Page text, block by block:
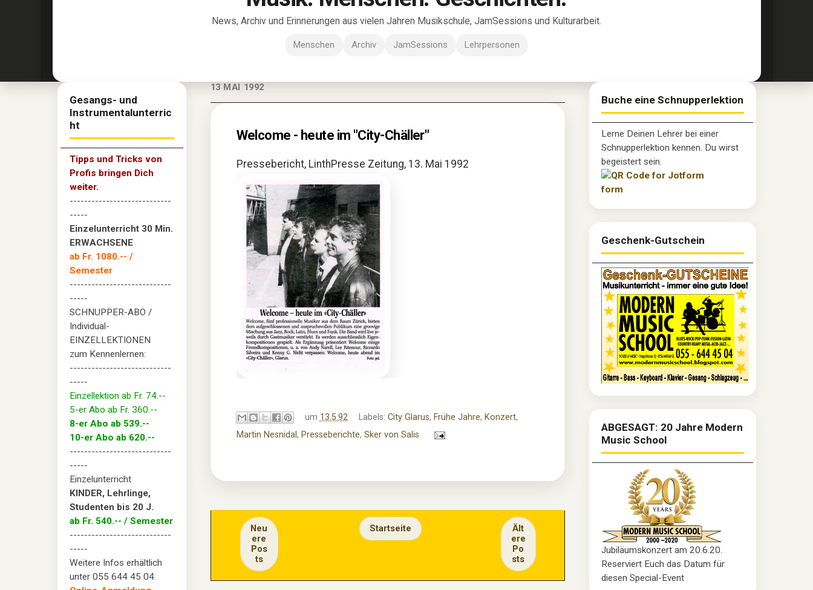
News, Archiv und Erinnerungen aus vielen Jahren Musikschule, JamSessions und Kulturarbeit.
Menschen Archiv JamSessions Lehrpersonen
13 MAI 1992
Welcome - heute im "City-Chäller"
Pressebericht, LinthPresse Zeitung, 13. Mai 1992
um 13.5.92 Labels:City Glarus, Frühe Jahre, Konzert,
Martin Nesnidal, Presseberichte, Sker von Salis
Neu
ere
Pos
ts
Ält
ere
Po
sts
Startseite
Gesangs- und
Instrumentalunterric
ht
Tipps und Tricks von
Profis bringen Dich
weiter.
----------------------------
-----
Einzelunterricht 30 Min.
ERWACHSENE
ab Fr. 1080.-- /
Semester
----------------------------
-----
SCHNUPPER-ABO /
Individual-
EINZELLEKTIONEN
zum Kennenlernen:
----------------------------
-----
Einzellektion ab Fr. 74.--
5-er Abo ab Fr. 360.--
8-er Abo ab 539.--
10-er Abo ab 620.--
----------------------------
-----
Einzelunterricht
KINDER, Lehrlinge,
Studenten bis 20 J.
ab Fr. 540.-- / Semester
----------------------------
-----
Weitere Infos erhältlich
unter 055 644 45 04.
Buche eine Schnupperlektion
Lerne Deinen Lehrer bei einer
Schnupperlektion kennen. Du wirst
begeistert sein.
Geschenk-Gutschein
ABGESAGT: 20 Jahre Modern
Music School
Jubiläumskonzert am 20.6.20.
Reserviert Euch das Datum für
diesen Special-Event